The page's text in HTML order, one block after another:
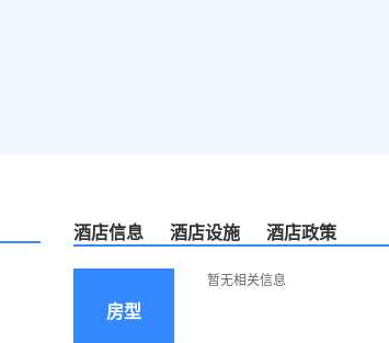
酒店信息 酒店设施 酒店政策
房型
暂无相关信息